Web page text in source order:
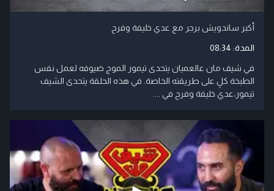
أكبر ساندويش برجر مع عدي خليفة وفرح
المدة: 08:34
في شيف مان عالعميان يتحدى تيمور الموج ضيوفه لعمل نفس
الطبخة كلٍ على طريقته الخاصة. في هذه الحلقة يتحدى الشيف
تيمور،عدي خليفة وفرح في ....